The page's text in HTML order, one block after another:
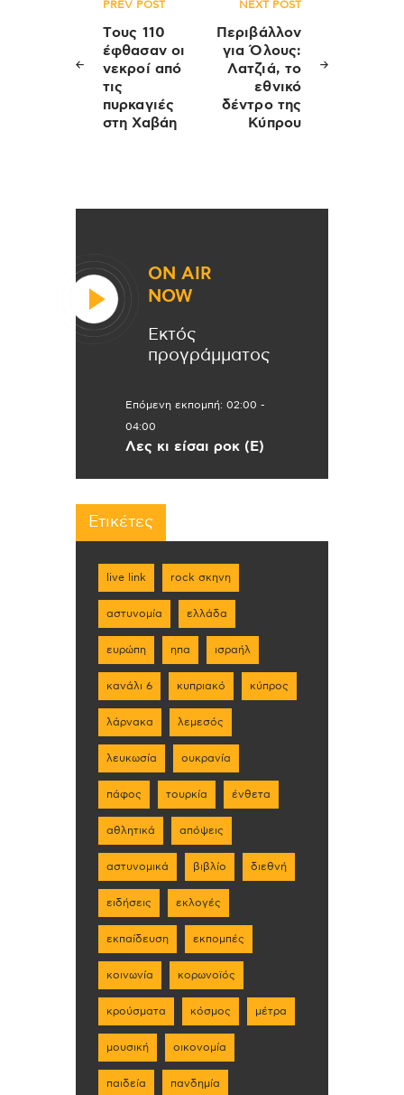
Πλοήγηση
άρθρων
PREV POST
Tους 110
έφθασαν οι
νεκροί από
τις
πυρκαγιές
στη Χαβάη
NEXT POST
Περιβάλλον
για Όλους:
Λατζιά, το
εθνικό
δέντρο της
Κύπρου
ON AIR
NOW
Εκτός
προγράμματος
Επόμενη εκπομπή: 02:00 -
04:00
Λες κι είσαι ροκ (Ε)
Ετικέτες
live link rock σκηνη
αστυνομία ελλάδα
ευρώπη ηπα ισραήλ
κανάλι 6 κυπριακό κύπρος
λάρνακα λεμεσός
λευκωσία ουκρανία
πάφος τουρκία ένθετα
αθλητικά απόψεις
αστυνομικά βιβλίο διεθνή
ειδήσεις εκλογές
εκπαίδευση εκπομπές
κοινωνία κορωνοϊός
κρούσματα κόσμος μέτρα
μουσική οικονομία
παιδεία πανδημία